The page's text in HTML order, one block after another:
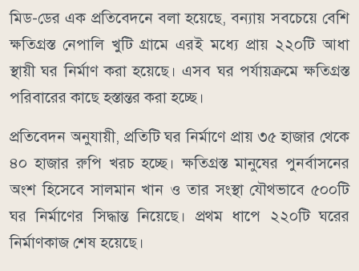
মিড-ডের এক প্রতিবেদনে বলা হয়েছে, বন্যায় সবচেয়ে বেশি
ক্ষতিগ্রস্ত নেপালি খুটি গ্রামে এরই মধ্যে প্রায় ২২০টি আধা
স্থায়ী ঘর নির্মাণ করা হয়েছে। এসব ঘর পর্যায়ক্রমে ক্ষতিগ্রস্ত
পরিবারের কাছে হস্তান্তর করা হচ্ছে।
প্রতিবেদন অনুযায়ী, প্রতিটি ঘর নির্মাণে প্রায় ৩৫ হাজার থেকে
৪০ হাজার রুপি খরচ হচ্ছে। ক্ষতিগ্রস্ত মানুষের পুনর্বাসনের
অংশ হিসেবে সালমান খান ও তার সংস্থা যৌথভাবে ৫০০টি
ঘর নির্মাণের সিদ্ধান্ত নিয়েছে। প্রথম ধাপে ২২০টি ঘরের
নির্মাণকাজ শেষ হয়েছে।